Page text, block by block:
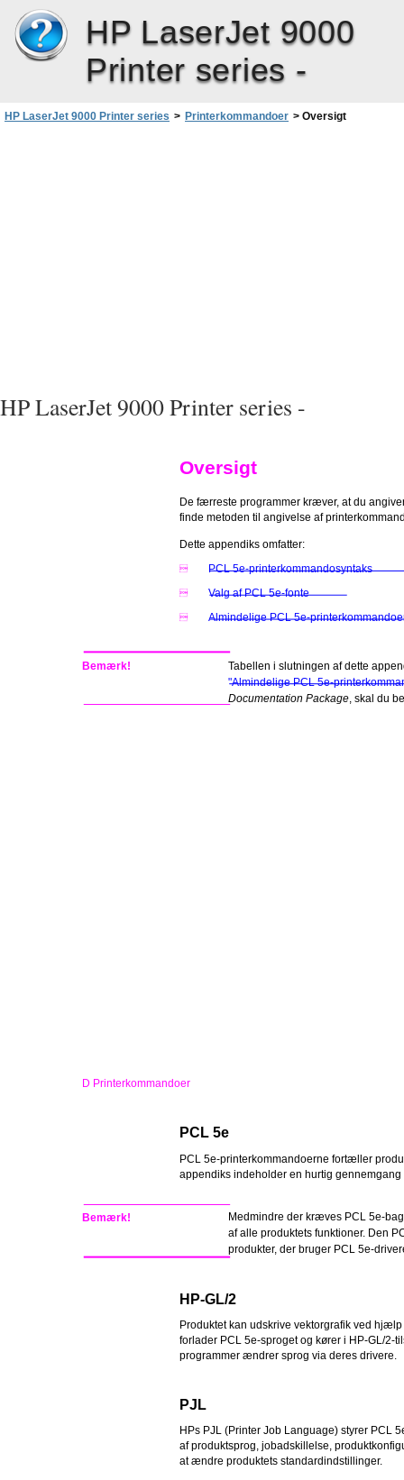
HP LaserJet 9000
Printer series -
HP LaserJet 9000 Printer series > Printerkommandoer > Oversigt
HP LaserJet 9000 Printer series -
Oversigt
De færreste programmer kræver, at du
finde metoden til angivelse af
Dette appendiks omfatter:
 PCL 5e-printerkommandosyntaks
 Valg af PCL 5e-fonte
 Almindelige PCL 5e-
Bemærk!
Tabellen i slutningen af dette
"Almindelige PCL 5e-
Documentation Package, skal du
D Printerkommandoer
PCL 5e
PCL 5e-printerkommandoerne fortæller
appendiks indeholder en hurtig
Bemærk!
Medmindre der kræves PCL 5e-
af alle produktets funktioner. Den
produkter, der bruger PCL 5e-
HP-GL/2
Produktet kan udskrive vektorgrafik ved
forlader PCL 5e-sproget og kører i HP-GL/2-
programmer ændrer sprog via deres drivere.
PJL
HPs PJL (Printer Job Language) styrer PCL
af produktsprog, jobadskillelse,
at ændre produktets standardindstillinger.